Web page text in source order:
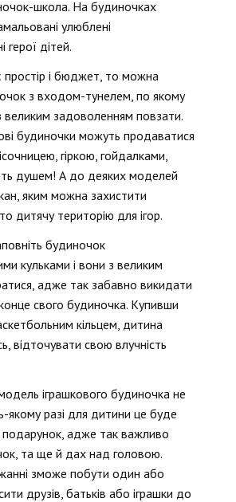
школа. На будиночках
улюблені
герої дітей.
і бюджет, то можна
з входом-тунелем, по якому
великим задоволенням повзати.
будиночки можуть продаватися
гіркою, гойдалками,
душем! А до деяких моделей
яким можна захистити
дитячу територію для ігор.
будиночок
кульками і вони з великим
адже так забавно викидати
свого будиночка. Купивши
кільцем, дитина
відточувати свою влучність
іграшкового будиночка не
якому разі для дитини це буде
адже так важливо
та ще й дах над головою.
зможе побути один або
друзів, батьків або іграшки до